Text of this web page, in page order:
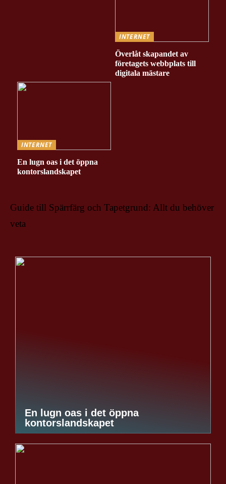
INTERNET
Överlåt skapandet av
företagets webbplats till
digitala mästare
INTERNET
En lugn oas i det öppna
kontorslandskapet
Guide till Spärrfärg och Tapetgrund: Allt du behöver
veta
En lugn oas i det öppna
kontorslandskapet